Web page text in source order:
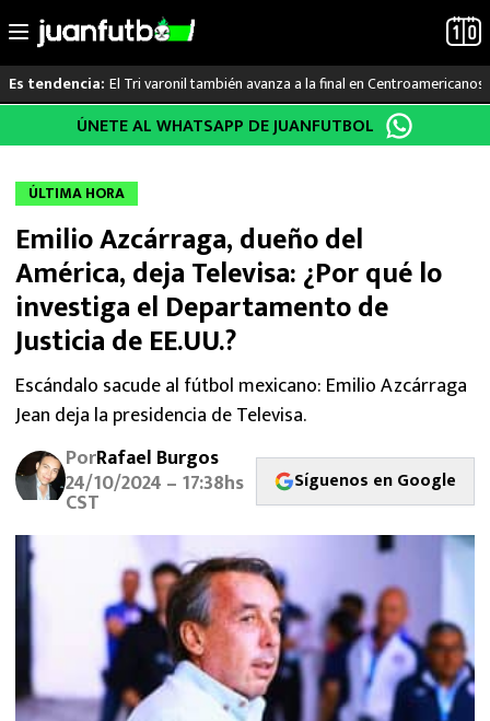
al
Es tendencia: El Tri varonil también avanza a la final en Centroamericanos
LO ÚLTIMO
LIGA MX
RAYADOS
PUMAS
ATLANTE
SELECCIÓN MEXICANA
FUTBOL INTERNACIONAL
MEXICANOS EN EL EXTRANJERO
FUTBOL ESTUFA
FÓRMULA 1
ÚNETE AL WHATSAPP DE JUANFUTBOL
ÚLTIMA HORA
Emilio Azcárraga, dueño del
América, deja Televisa: ¿Por qué lo
investiga el Departamento de
Justicia de EE.UU.?
Escándalo sacude al fútbol mexicano: Emilio Azcárraga
Jean deja la presidencia de Televisa.
PorRafael Burgos
24/10/2024 – 17:38hs
CST
Síguenos en Google